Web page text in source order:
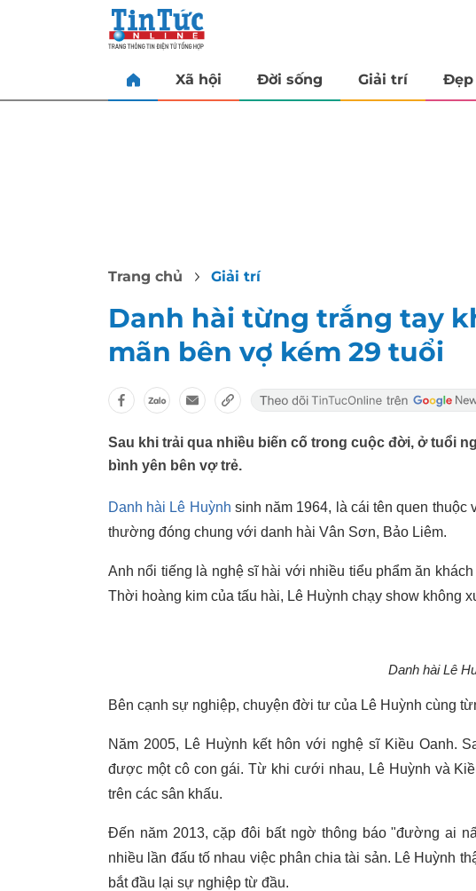
Xã hội Đời sống Giải trí Đẹp
Trang chủ Giải trí
Danh hài từng trắng tay
mãn bên vợ kém 29 tuổi
Sau khi trải qua nhiều biến cố trong cuộc đời, ở tuổi
bình yên bên vợ trẻ.
Danh hài Lê Huỳnh sinh năm 1964, là cái tên quen
thường đóng chung với danh hài Vân Sơn, Bảo Liêm.
Anh nổi tiếng là nghệ sĩ hài với nhiều tiểu phẩm ăn
Thời hoàng kim của tấu hài, Lê Huỳnh chạy show không
Danh hài Lê
Bên cạnh sự nghiệp, chuyện đời tư của Lê Huỳnh cùng
Năm 2005, Lê Huỳnh kết hôn với nghệ sĩ Kiều Oanh.
được một cô con gái. Từ khi cưới nhau, Lê Huỳnh và
trên các sân khấu.
Đến năm 2013, cặp đôi bất ngờ thông báo "đường ai
nhiều lần đấu tố nhau việc phân chia tài sản. Lê Huỳnh
bắt đầu lại sự nghiệp từ đầu.